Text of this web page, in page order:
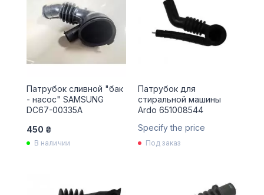
Патрубок сливной "бак
- насос" SAMSUNG
DC67-00335A
450 ₴
В наличии
Патрубок для
стиральной машины
Ardo 651008544
Specify the price
Под заказ